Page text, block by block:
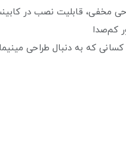
مخفی، قابلیت نصب در
کم‌صدا
که به دنبال طراحی